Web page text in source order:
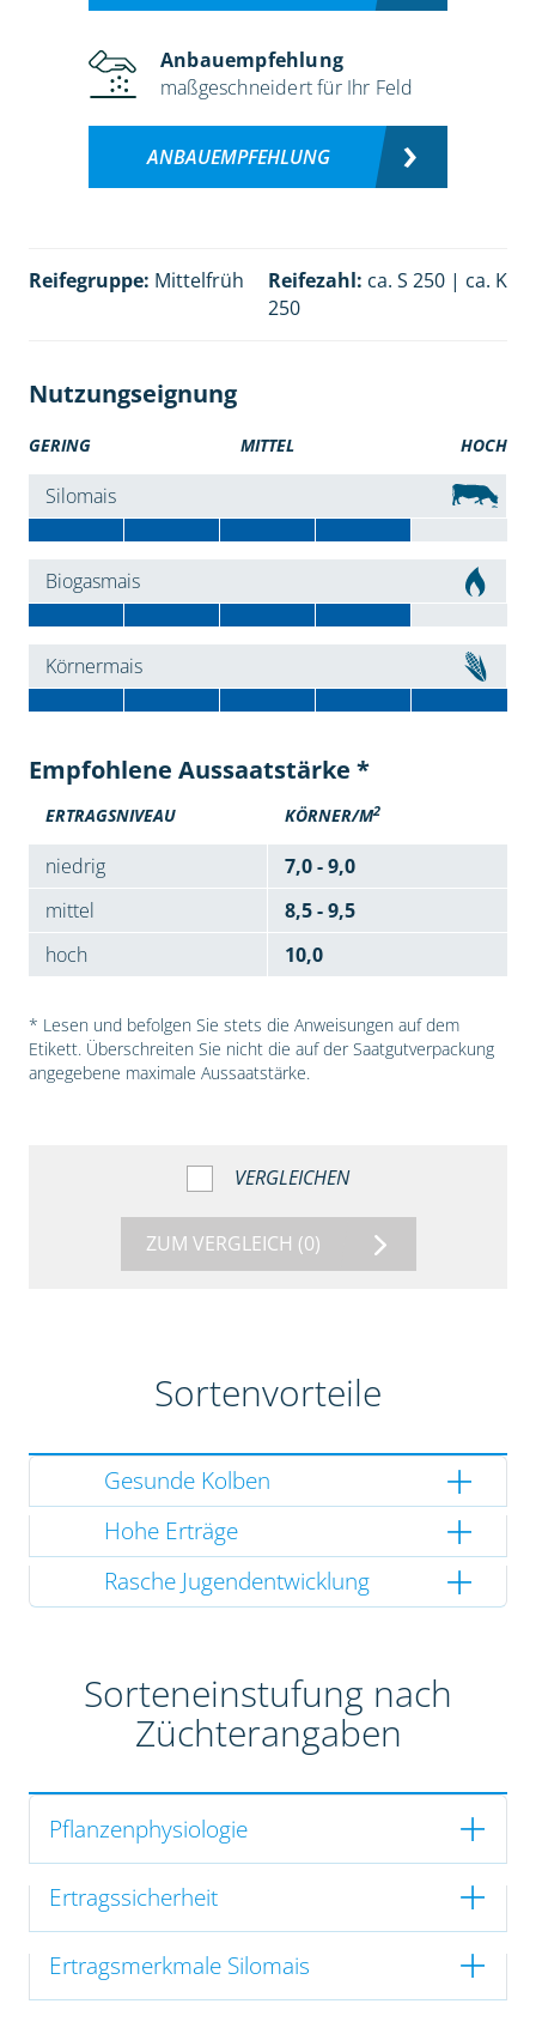
Anbauempfehlung
maßgeschneidert für Ihr Feld
ANBAUEMPFEHLUNG
Reifegruppe: Mittelfrüh Reifezahl: ca. S 250 | ca. K
250
Nutzungseignung
GERING MITTEL HOCH
Silomais
Biogasmais
Körnermais
Empfohlene Aussaatstärke *
ERTRAGSNIVEAU KÖRNER/M2
niedrig
7,0 - 9,0
mittel
8,5 - 9,5
hoch
10,0
* Lesen und befolgen Sie stets die Anweisungen auf dem
Etikett. Überschreiten Sie nicht die auf der Saatgutverpackung
angegebene maximale Aussaatstärke.
VERGLEICHEN
ZUM VERGLEICH (0)
Sortenvorteile
Gesunde Kolben
Hohe Erträge
Rasche Jugendentwicklung
Sorteneinstufung nach
Züchterangaben
Pflanzenphysiologie
Ertragssicherheit
Ertragsmerkmale Silomais